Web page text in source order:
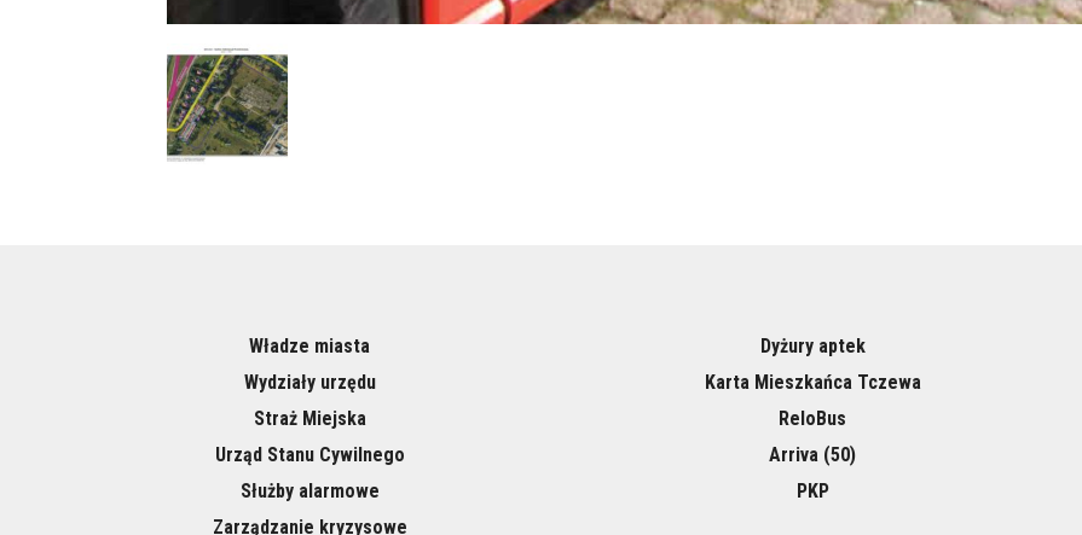
Władze miasta
Wydziały urzędu
Straż Miejska
Urząd Stanu Cywilnego
Służby alarmowe
Zarządzanie kryzysowe
Dyżury aptek
Karta Mieszkańca Tczewa
ReloBus
Arriva (50)
PKP